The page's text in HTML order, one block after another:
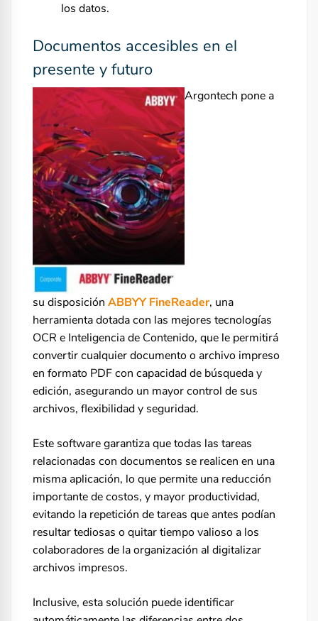
los datos.
Documentos accesibles en el
presente y futuro
Argontech pone a
su disposición ABBYY FineReader, una
herramienta dotada con las mejores tecnologías
OCR e Inteligencia de Contenido, que le permitirá
convertir cualquier documento o archivo impreso
en formato PDF con capacidad de búsqueda y
edición, asegurando un mayor control de sus
archivos, flexibilidad y seguridad.
Este software garantiza que todas las tareas
relacionadas con documentos se realicen en una
misma aplicación, lo que permite una reducción
importante de costos, y mayor productividad,
evitando la repetición de tareas que antes podían
resultar tediosas o quitar tiempo valioso a los
colaboradores de la organización al digitalizar
archivos impresos.
Inclusive, esta solución puede identificar